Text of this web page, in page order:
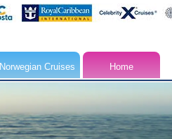
Norwegian Cruises Home